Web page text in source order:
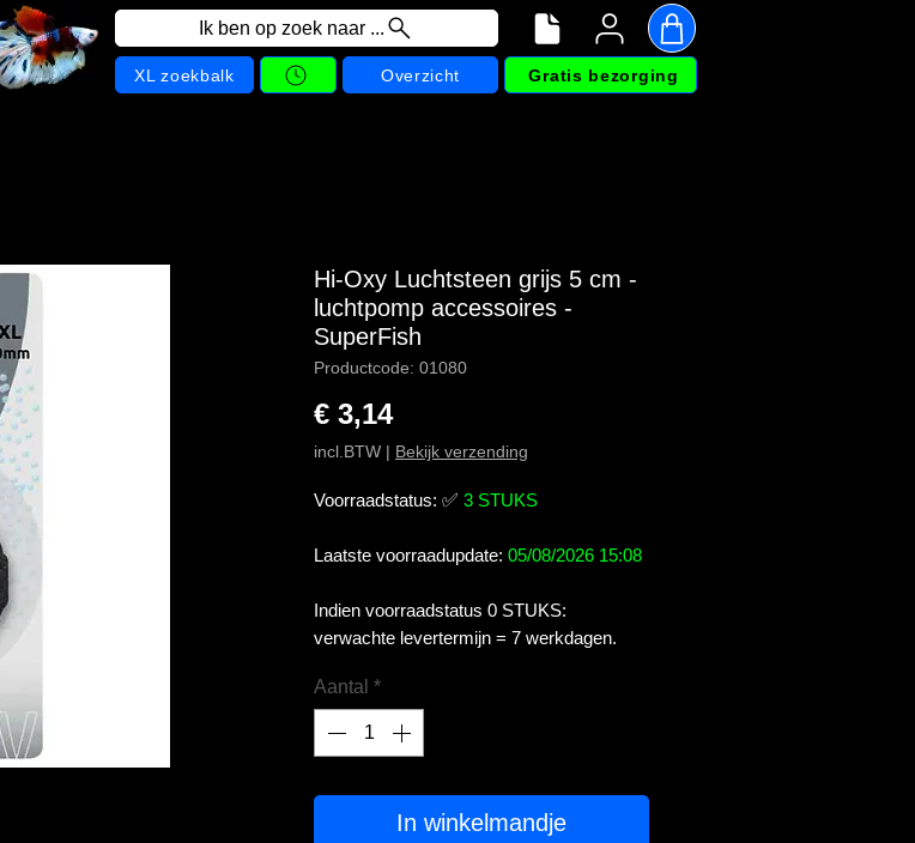
Ik ben op zoek naar ...
XL zoekbalk Overzicht Gratis bezorging
Hi-Oxy Luchtsteen grijs 5 cm -
luchtpomp accessoires -
SuperFish
Productcode: 01080
€ 3,14Prijs
incl.BTW | Bekijk verzending
Voorraadstatus: ✅ 3 STUKS
Laatste voorraadupdate: 05/08/2026 15:08
Indien voorraadstatus 0 STUKS:
verwachte levertermijn = 7 werkdagen.
Aantal *
In winkelmandje